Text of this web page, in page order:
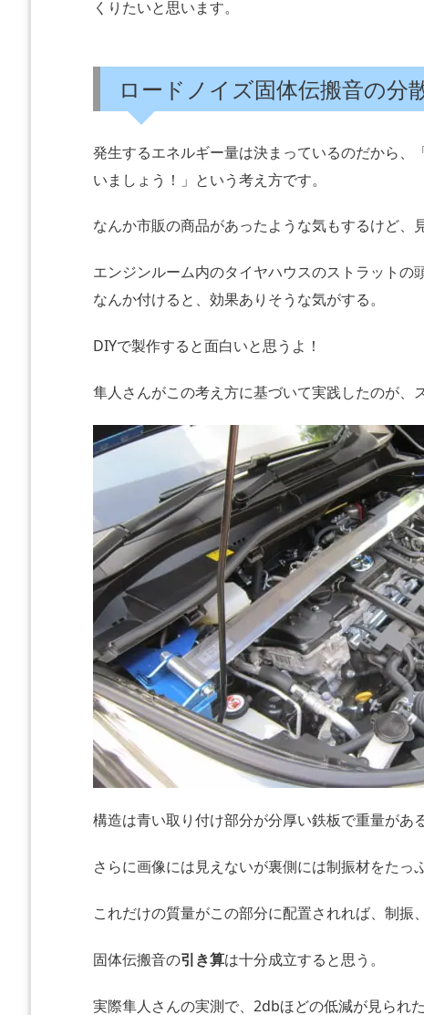
くりたいと思います。
ロードノイズ固体伝搬音の分
発生するエネルギー量は決まっているのだから、
いましょう！」という考え方です。
なんか市販の商品があったような気もするけど、
エンジンルーム内のタイヤハウスのストラット
なんか付けると、効果ありそうな気がする。
DIYで製作すると面白いと思うよ！
隼人さんがこの考え方に基づいて実践したのが、
構造は青い取り付け部分が分厚い鉄板で重量があ
さらに画像には見えないが裏側には制振材をたっ
これだけの質量がこの部分に配置されれば、制振
固体伝搬音の引き算は十分成立すると思う。
実際隼人さんの実測で、2dbほどの低減が見られた